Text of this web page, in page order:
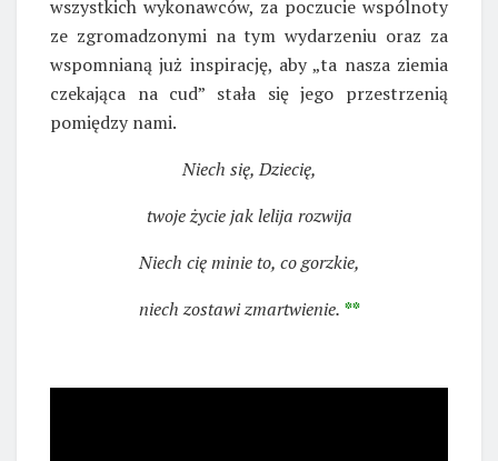
tak licznie przybyłych do ząbkowickiej świątyni
mimo szczypiącego zimnem powietrza. Nie chcąc
się nadmiernie rozpisywać, dodam na koniec
podziękowania. Dziękuję za aurę duchowego i
estetycznego piękna roztoczoną przez
wszystkich wykonawców, za poczucie wspólnoty
ze zgromadzonymi na tym wydarzeniu oraz za
wspomnianą już inspirację, aby „ta nasza ziemia
pomiędzy nami.
Niech się, Dziecię,